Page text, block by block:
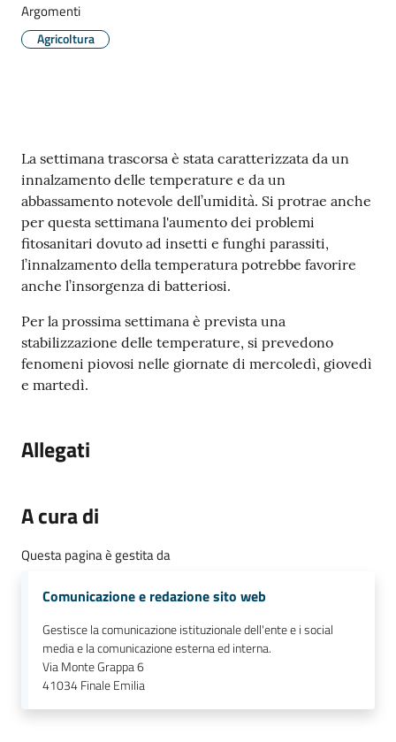
r
t
e
o
Sportello
telematico
SUE
gli
argomenti...
su
Argomenti
Agricoltura
Contenuto
La settimana trascorsa è stata caratterizzata da un
innalzamento delle temperature e da un
abbassamento notevole dell’umidità. Si protrae anche
per questa settimana l'aumento dei problemi
fitosanitari dovuto ad insetti e funghi parassiti,
l’innalzamento della temperatura potrebbe favorire
anche l’insorgenza di batteriosi.
Per la prossima settimana è prevista una
stabilizzazione delle temperature, si prevedono
fenomeni piovosi nelle giornate di mercoledì, giovedì
e martedì.
Allegati
A cura di
Questa pagina è gestita da
Comunicazione e redazione sito web
Gestisce la comunicazione istituzionale dell'ente e i social
media e la comunicazione esterna ed interna.
Via Monte Grappa 6
41034Finale Emilia